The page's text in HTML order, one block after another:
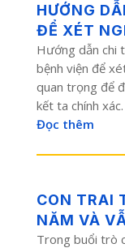
HƯỚNG
ĐỂ XÉT
Hướng dẫn chi
bệnh viện để
quan trọng để
kết ta chính xác.
Đọc thêm
CON TRAI
NĂM VÀ
Trong buổi trò